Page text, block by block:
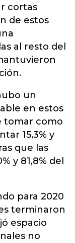
cortas
de estos
al resto del
un
en estos
tomar como
15,3% y
que las
y 81,8% del
para 2020
terminaron
espacio
no